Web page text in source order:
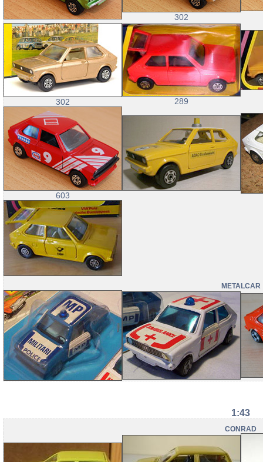
302
302 289
603
METALCAR
1:43
CONRAD